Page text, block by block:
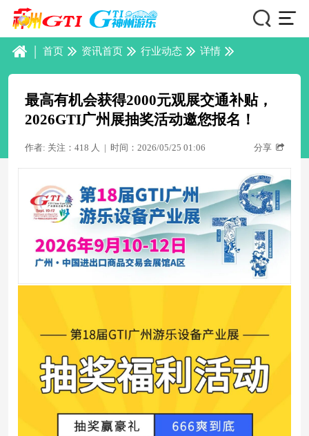
| 首页 资讯首页 行业动态 详情
最高有机会获得2000元观展交通补贴，
2026GTI广州展抽奖活动邀您报名！
作者: 关注：418 人 | 时间：2026/05/25 01:06 分享